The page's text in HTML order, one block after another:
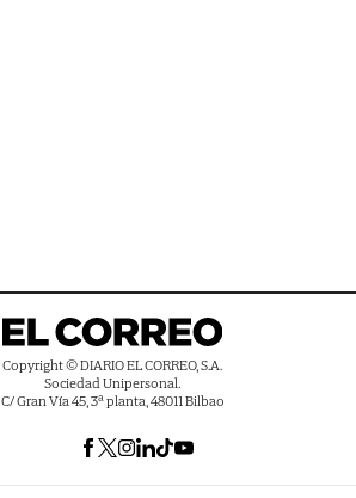
Copyright © DIARIO EL CORREO, S.A.
Sociedad Unipersonal.
C/ Gran Vía 45, 3ª planta, 48011 Bilbao